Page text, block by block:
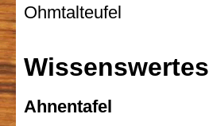
Ohmtalteufel
Wissenswertes
Ahnentafel